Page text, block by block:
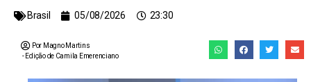
Brasil 05/08/2026 23:30
Por Magno Martins
- Edição de Camila Emerenciano